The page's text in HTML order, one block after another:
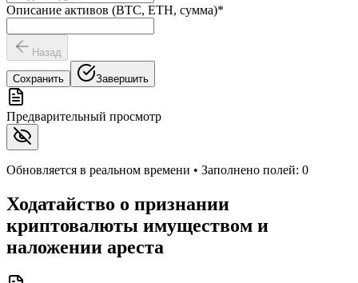
Описание активов (BTC, ETH, сумма)*
Назад
Сохранить Завершить
Предварительный просмотр
Обновляется в реальном времени • Заполнено полей: 0
Ходатайство о признании
криптовалюты имуществом и
наложении ареста